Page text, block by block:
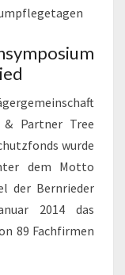
& Partner Tree
wurde
dem Motto
der Bernrieder
2014 das
89 Fachfirmen